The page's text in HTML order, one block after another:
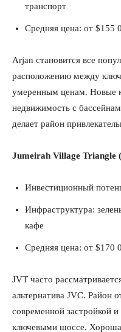
транспорт
Средняя цена: от $155
Arjan становится все
расположению между
умеренным ценам. Новые
недвижимость с
делает район
Jumeirah Village Triangle
Инвестиционный
Инфраструктура:
кафе
Средняя цена: от $170
JVT часто
альтернатива JVC. Район
современной застройкой
ключевыми шоссе.